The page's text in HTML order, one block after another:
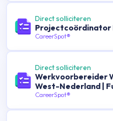
Direct solliciteren
Projectcoördinator
CareerSpot®
Direct solliciteren
Werkvoorbereider
West-Nederland |
CareerSpot®